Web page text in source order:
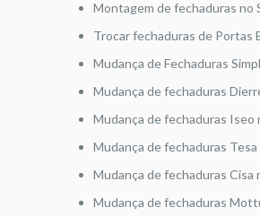
Montagem de fechaduras no
Trocar fechaduras de Portas
Mudança de Fechaduras
Mudança de fechaduras
Mudança de fechaduras Iseo
Mudança de fechaduras Tesa
Mudança de fechaduras Cisa
Mudança de fechaduras